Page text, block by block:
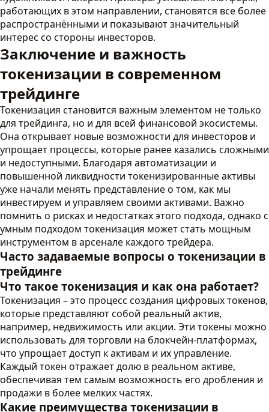
работающих в этом направлении, становятся все более
распространёнными и показывают значительный
интерес со стороны инвесторов.
Заключение и важность
токенизации в современном
трейдинге
Токенизация становится важным элементом не только
для трейдинга, но и для всей финансовой экосистемы.
Она открывает новые возможности для инвесторов и
упрощает процессы, которые ранее казались сложными
и недоступными. Благодаря автоматизации и
повышенной ликвидности токенизированные активы
уже начали менять представление о том, как мы
инвестируем и управляем своими активами. Важно
помнить о рисках и недостатках этого подхода, однако с
умным подходом токенизация может стать мощным
инструментом в арсенале каждого трейдера.
Часто задаваемые вопросы о токенизации в
трейдинге
Что такое токенизация и как она работает?
Токенизация – это процесс создания цифровых токенов,
которые представляют собой реальный актив,
например, недвижимость или акции. Эти токены можно
использовать для торговли на блокчейн-платформах,
что упрощает доступ к активам и их управление.
Каждый токен отражает долю в реальном активе,
обеспечивая тем самым возможность его дробления и
продажи в более мелких частях.
Какие преимущества токенизации в